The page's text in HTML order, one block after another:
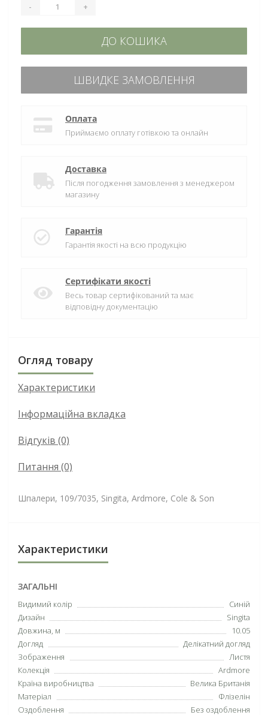
- +
ДО КОШИКА
ШВИДКЕ ЗАМОВЛЕННЯ
Оплата
Приймаємо оплату готівкою та онлайн
Доставка
Після погодження замовлення з менеджером
магазину
Гарантія
Гарантія якості на всю продукцію
Сертифікати якості
Весь товар сертифікований та має
відповідну документацію
Огляд товару
Характеристики
Інформаційна вкладка
Відгуків (0)
Питання (0)
Шпалери, 109/7035, Singita, Ardmore, Cole & Son
Характеристики
ЗАГАЛЬНІ
Видимий колір
Синій
Дизайн
Singita
Довжина, м
10.05
Догляд
Делікатний догляд
Зображення
Листя
Колекція
Ardmore
Країна виробництва
Велика Британія
Матеріал
Флізелін
Оздоблення
Без оздоблення